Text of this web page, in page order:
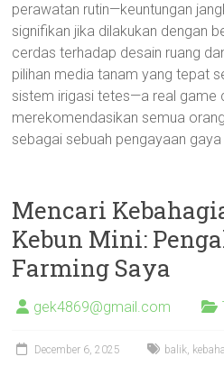
perawatan rutin—keuntungan
signifikan jika dilakukan dengan
cerdas terhadap desain ruang
pilihan media tanam yang tepat
sistem irigasi tetes—a real game
merekomendasikan semua
sebagai sebuah pengayaan gaya
Mencari
Kebun Mini:
Farming Saya
gek4869@gmail.com
December 6, 2025 balik,